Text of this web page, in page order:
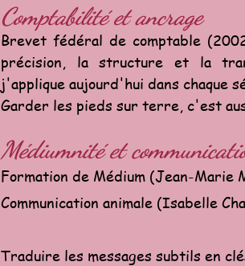
Comptabilité et ancrage
Brevet fédéral de comptable
précision, la structure et la
j'applique aujourd'hui dans chaque
Garder les pieds sur terre, c'est
Médiumnité et
Formation de Médium (Jean-Marie
Communication animale (Isabelle
Traduire les messages subtils en